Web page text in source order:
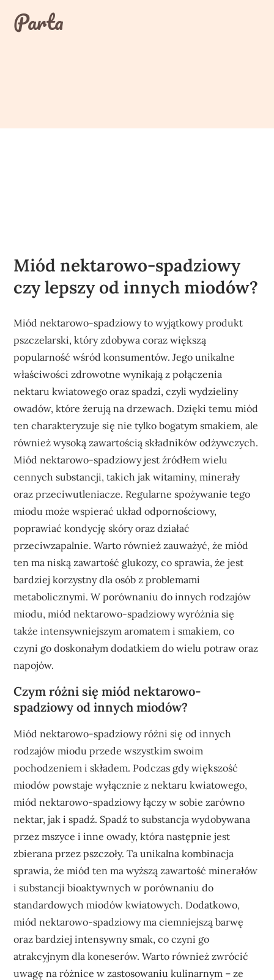
contentParta
Miód nektarowo-spadziowy
czy lepszy od innych miodów?
Miód nektarowo-spadziowy to wyjątkowy produkt
pszczelarski, który zdobywa coraz większą
popularność wśród konsumentów. Jego unikalne
właściwości zdrowotne wynikają z połączenia
nektaru kwiatowego oraz spadzi, czyli wydzieliny
owadów, które żerują na drzewach. Dzięki temu miód
ten charakteryzuje się nie tylko bogatym smakiem, ale
również wysoką zawartością składników odżywczych.
Miód nektarowo-spadziowy jest źródłem wielu
cennych substancji, takich jak witaminy, minerały
oraz przeciwutleniacze. Regularne spożywanie tego
miodu może wspierać układ odpornościowy,
poprawiać kondycję skóry oraz działać
przeciwzapalnie. Warto również zauważyć, że miód
ten ma niską zawartość glukozy, co sprawia, że jest
bardziej korzystny dla osób z problemami
metabolicznymi. W porównaniu do innych rodzajów
miodu, miód nektarowo-spadziowy wyróżnia się
także intensywniejszym aromatem i smakiem, co
czyni go doskonałym dodatkiem do wielu potraw oraz
napojów.
Czym różni się miód nektarowo-
spadziowy od innych miodów?
Miód nektarowo-spadziowy różni się od innych
rodzajów miodu przede wszystkim swoim
pochodzeniem i składem. Podczas gdy większość
miodów powstaje wyłącznie z nektaru kwiatowego,
miód nektarowo-spadziowy łączy w sobie zarówno
nektar, jak i spadź. Spadź to substancja wydobywana
przez mszyce i inne owady, która następnie jest
zbierana przez pszczoły. Ta unikalna kombinacja
sprawia, że miód ten ma wyższą zawartość minerałów
i substancji bioaktywnych w porównaniu do
standardowych miodów kwiatowych. Dodatkowo,
miód nektarowo-spadziowy ma ciemniejszą barwę
oraz bardziej intensywny smak, co czyni go
atrakcyjnym dla koneserów. Warto również zwrócić
uwagę na różnice w zastosowaniu kulinarnym – ze